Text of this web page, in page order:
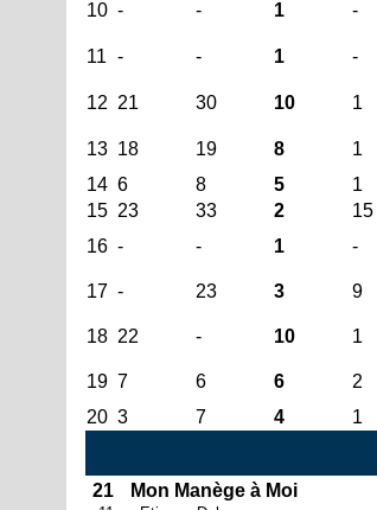
10 - - 1 -
11 - - 1 -
12 21 30 10 1
13 18 19 8 1
14 6 8 5 1
15 23 33 2 15
16 - - 1 -
17 - 23 3 9
18 22 - 10 1
19 7 6 6 2
20 3 7 4 1
21 Mon Manège à Moi